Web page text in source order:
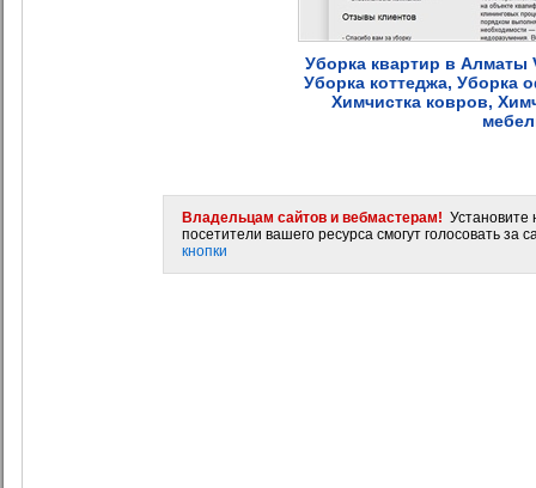
Уборка квартир в Алматы
Уборка коттеджа, Уборка
Химчистка ковров,
Владельцам сайтов и вебмастерам! Установите
посетители вашего ресурса смогут голосовать за
кнопки